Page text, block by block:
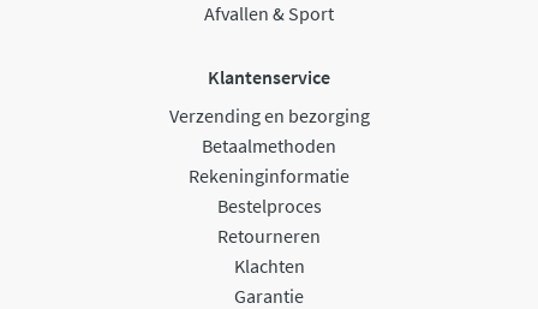
Afvallen & Sport
Klantenservice
Verzending en bezorging
Betaalmethoden
Rekeninginformatie
Bestelproces
Retourneren
Klachten
Garantie